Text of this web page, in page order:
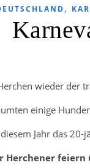
,
wieder der
einige
Jahr das
Herchener feiern